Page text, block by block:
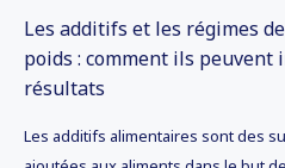
Les additifs et les régimes
poids : comment ils peuvent
résultats
Les additifs alimentaires sont des